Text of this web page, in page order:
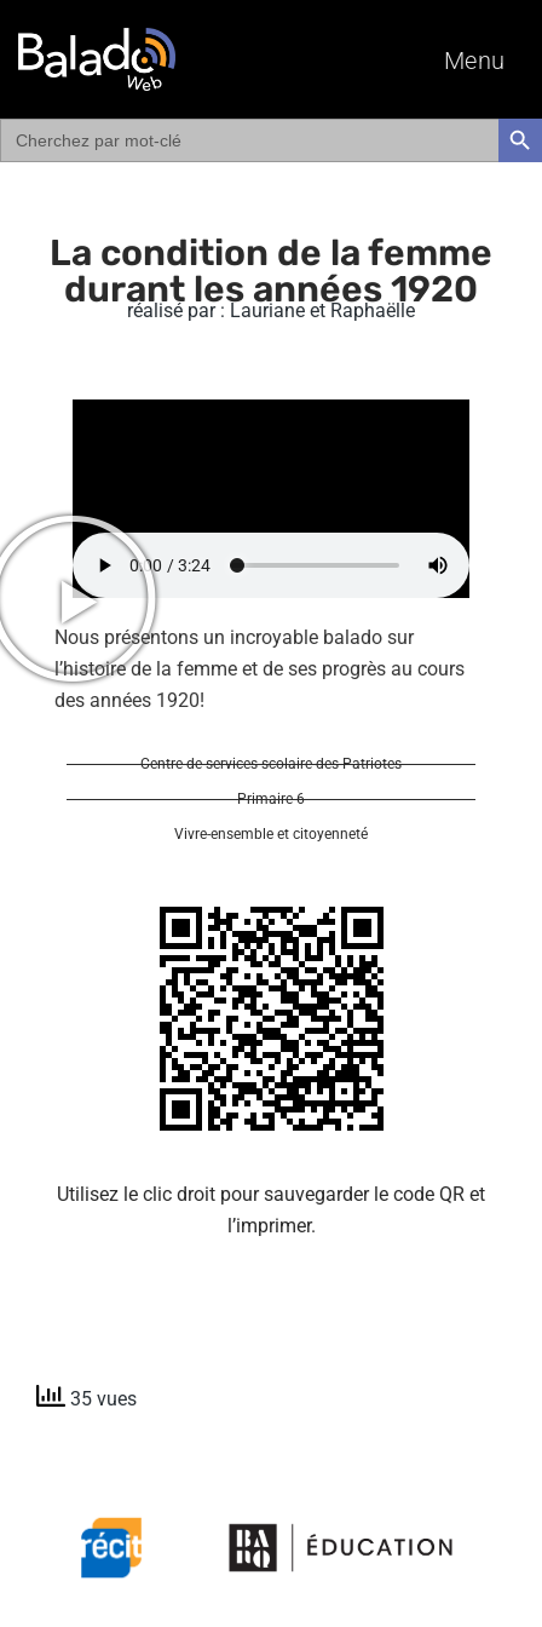
Menu
Search
for:
La condition de la femme
durant les années 1920
réalisé par : Lauriane et Raphaëlle
Nous présentons un incroyable balado sur
l’histoire de la femme et de ses progrès au cours
des années 1920!
Centre de services scolaire des Patriotes
Primaire 6
Vivre-ensemble et citoyenneté
Utilisez le clic droit pour sauvegarder le code QR et
l’imprimer.
35 vues